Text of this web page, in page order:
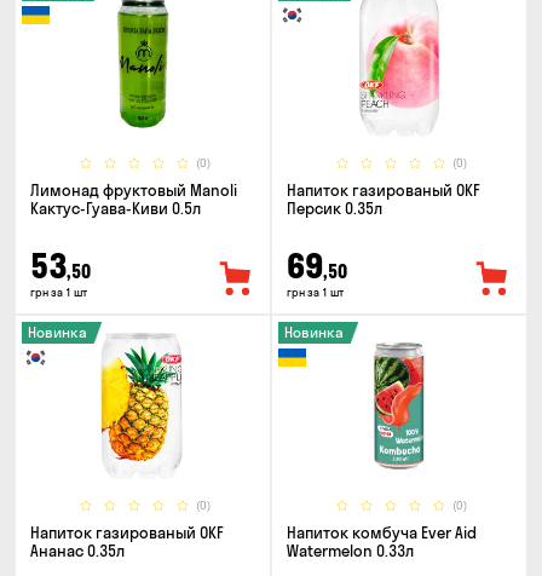
(0)
Лимонад фруктовый Manoli
Кактус-Гуава-Киви 0.5л
53,50
грн за 1 шт
(0)
Напиток газированый OKF
Персик 0.35л
69,50
грн за 1 шт
(0)
Новинка
Напиток газированый OKF
Ананас 0.35л
(0)
Новинка
Напиток комбуча Ever Aid
Watermelon 0.33л